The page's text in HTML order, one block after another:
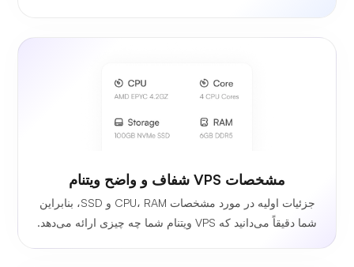
مشخصات VPS شفاف و واضح ویتنام
جزئیات اولیه در مورد مشخصات CPU، RAM و SSD، بنابراین
شما دقیقاً می‌دانید که VPS ویتنام شما چه چیزی ارائه می‌دهد.